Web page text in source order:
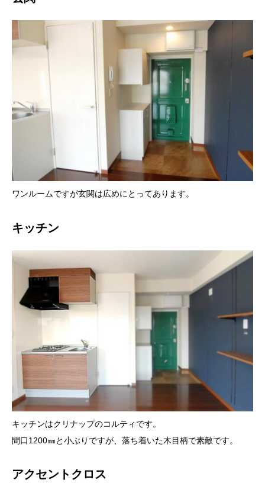
ワンルームですが玄関は広めにとってあります。
キッチン
キッチンはクリナップのコルティです。
間口1200㎜と小ぶりですが、落ち着いた木目柄で素敵です。
アクセントクロス